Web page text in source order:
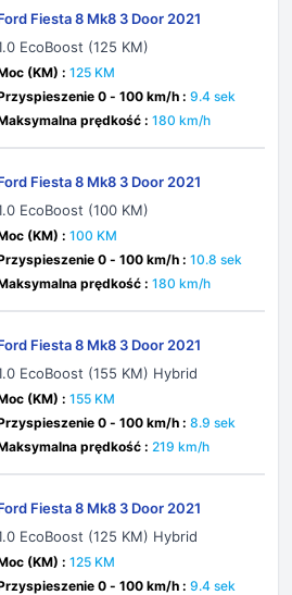
Fiesta 8 Mk8 3 Door 2021
EcoBoost (125 KM)
(KM) : 125 KM
0 - 100 km/h : 9.4 sek
prędkość : 180 km/h
Fiesta 8 Mk8 3 Door 2021
EcoBoost (100 KM)
(KM) : 100 KM
0 - 100 km/h : 10.8 sek
prędkość : 180 km/h
Fiesta 8 Mk8 3 Door 2021
EcoBoost (155 KM) Hybrid
(KM) : 155 KM
0 - 100 km/h : 8.9 sek
prędkość : 219 km/h
Fiesta 8 Mk8 3 Door 2021
EcoBoost (125 KM) Hybrid
(KM) : 125 KM
0 - 100 km/h : 9.4 sek